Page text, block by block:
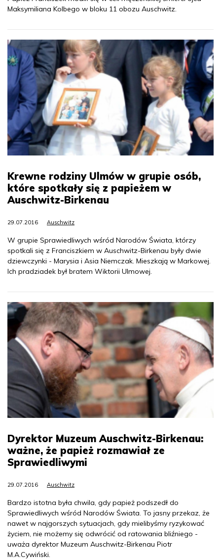
Maksymiliana Kolbego w bloku 11 obozu Auschwitz.
Krewne rodziny Ulmów w grupie osób,
które spotkały się z papieżem w
Auschwitz-Birkenau
29.07.2016 Auschwitz
W grupie Sprawiedliwych wśród Narodów Świata, którzy
spotkali się z Franciszkiem w Auschwitz-Birkenau były dwie
dziewczynki - Marysia i Asia Niemczak. Mieszkają w Markowej.
Ich pradziadek był bratem Wiktorii Ulmowej.
Dyrektor Muzeum Auschwitz-Birkenau:
ważne, że papież rozmawiał ze
Sprawiedliwymi
29.07.2016 Auschwitz
Bardzo istotna była chwila, gdy papież podszedł do
Sprawiedliwych wśród Narodów Świata. To jasny przekaz, że
nawet w najgorszych sytuacjach, gdy mielibyśmy ryzykować
życiem, nie możemy się odwrócić od ratowania bliźniego -
uważa dyrektor Muzeum Auschwitz-Birkenau Piotr
M.A.Cywiński.